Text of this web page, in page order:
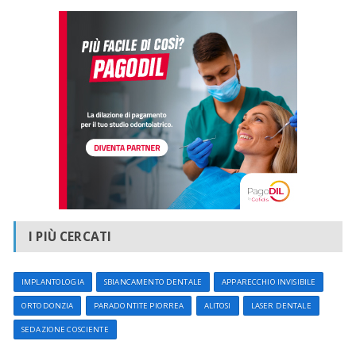
I PIÙ CERCATI
IMPLANTOLOGIA SBIANCAMENTO DENTALE APPARECCHIO INVISIBILE
ORTODONZIA PARADONTITE PIORREA ALITOSI LASER DENTALE
SEDAZIONE COSCIENTE